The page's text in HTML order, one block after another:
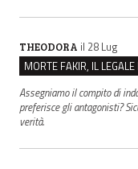
THEODORA il 28 Lug
Assegniamo il compito di
preferisce gli antagonisti?
verità.